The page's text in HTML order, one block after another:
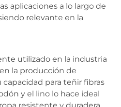
aplicaciones a lo largo de
relevante en la
utilizado en la industria
la producción de
para teñir fibras
y el lino lo hace ideal